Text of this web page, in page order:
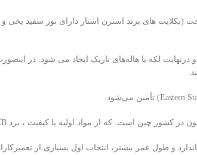
لکه یا هاله‌های تاریک ایجاد می شود. در
و طول عمر بیشتر، انتخاب اول بسیاری از